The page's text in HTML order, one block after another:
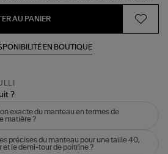
AU PANIER
EN BOUTIQUE
?
exacte du manteau en termes de
matière ?
précises du manteau pour une taille 40,
le demi-tour de poitrine ?